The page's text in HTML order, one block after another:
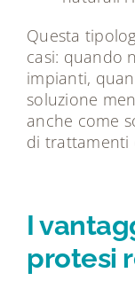
Questa
casi: quando
impianti,
soluzione
anche come
di trattamenti
I
protesi